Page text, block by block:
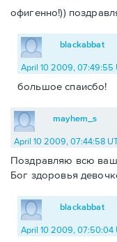
офигенно!))
blackabbat
April 10 2009, 07:49:55
большое спаисбо!
mayhem_s
April 10 2009, 07:44:58
Поздравляю всю
Бог здоровья
blackabbat
April 10 2009, 07:50:04